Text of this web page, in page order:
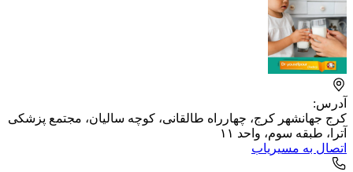
آدرس:
کرج جهانشهر کرج، چهارراه طالقانی، کوچه سالیان، مجتمع پزشکی
آترا، طبقه سوم، واحد ۱۱
اتصال به مسیریاب